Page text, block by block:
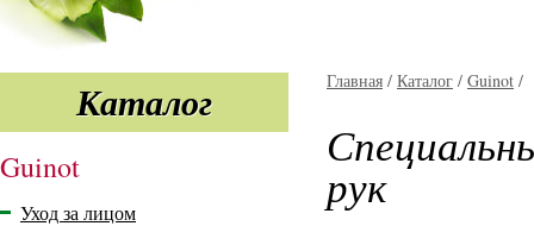
Каталог
Guinot
Уход за лицом
Главная / Каталог / Guinot /
рук